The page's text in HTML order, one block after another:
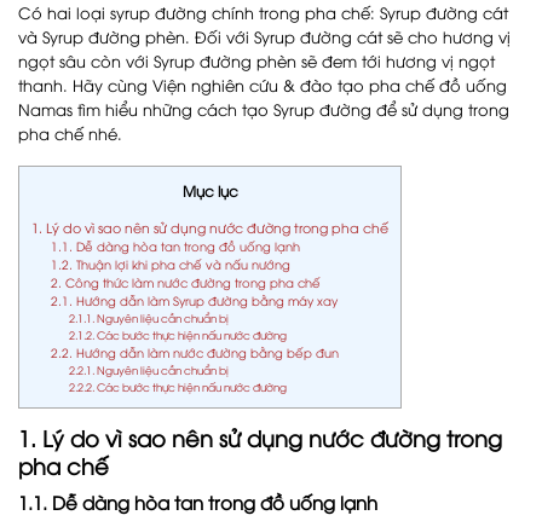
Có hai loại syrup đường chính trong pha chế: Syrup đường cát
và Syrup đường phèn. Đối với Syrup đường cát sẽ cho hương vị
ngọt sâu còn với Syrup đường phèn sẽ đem tới hương vị ngọt
thanh. Hãy cùng Viện nghiên cứu & đào tạo pha chế đồ uống
Namas tìm hiểu những cách tạo Syrup đường để sử dụng trong
pha chế nhé.
Mục lục
1. Lý do vì sao nên sử dụng nước đường trong pha chế
1.1. Dễ dàng hòa tan trong đồ uống lạnh
1.2. Thuận lợi khi pha chế và nấu nướng
2. Công thức làm nước đường trong pha chế
2.1. Hướng dẫn làm Syrup đường bằng máy xay
2.1.1. Nguyên liệu cần chuẩn bị
2.1.2. Các bước thực hiện nấu nước đường
2.2. Hướng dẫn làm nước đường bằng bếp đun
2.2.1. Nguyên liệu cần chuẩn bị
2.2.2. Các bước thực hiện nấu nước đường
1. Lý do vì sao nên sử dụng nước đường trong
pha chế
1.1. Dễ dàng hòa tan trong đồ uống lạnh